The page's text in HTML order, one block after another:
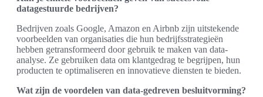
datagestuurde bedrijven?
Bedrijven zoals Google, Amazon en Airbnb zijn uitstekende
voorbeelden van organisaties die hun bedrijfsstrategieën
hebben getransformeerd door gebruik te maken van data-
analyse. Ze gebruiken data om klantgedrag te begrijpen, hun
producten te optimaliseren en innovatieve diensten te bieden.
Wat zijn de voordelen van data-gedreven besluitvorming?